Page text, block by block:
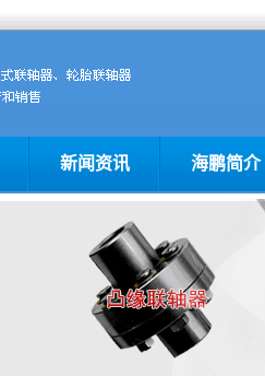
新闻资讯 海鹏简介